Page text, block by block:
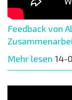
Feedback von
Mehr lesen 14-